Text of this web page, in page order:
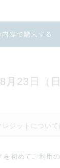
内容で購入する
月23日（
レジットについて
を初めてご利用